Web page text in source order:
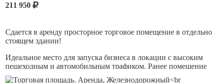
211 950
Сдается в аренду просторное торговое помещение в отдельно
стоящем здании!
Идеальное место для запуска бизнеса в локации с высоким
пешеходным и автомобильным трафиком. Ранее помещение
успешно занимал федеральный арендатор — сеть магазинов